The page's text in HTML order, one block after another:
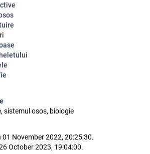
sistemul osos, biologie
01 November 2022, 20:25:30.
October 2023, 19:04:00.